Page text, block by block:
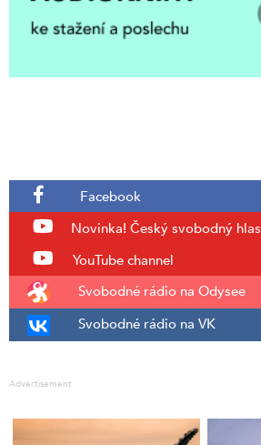
Facebook
Novinka! Český svobodný hlas
YouTube channel
Svobodné rádio na Odysee
Svobodné rádio na VK
Advertisement